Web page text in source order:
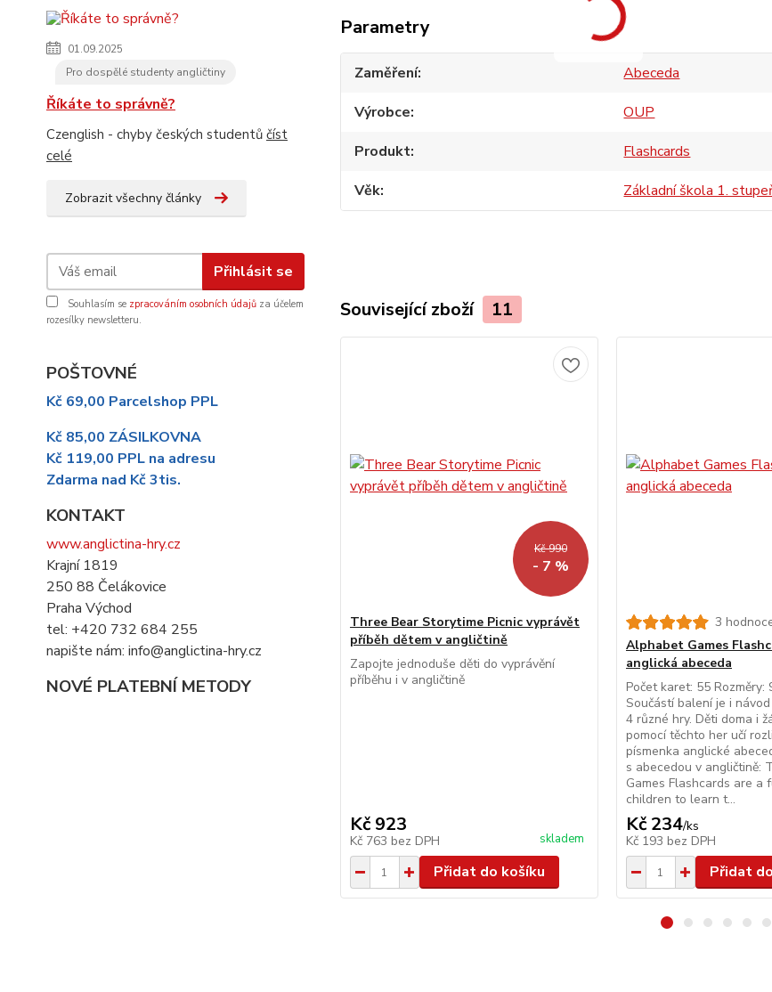
01.09.2025
Pro dospělé studenty angličtiny
Říkáte to správně?
Czenglish - chyby českých studentů číst
celé
Zobrazit všechny články
Přihlásit se
Souhlasím se zpracováním osobních údajů za účelem
rozesílky newsletteru.
POŠTOVNÉ
Kč 69,00 Parcelshop PPL
Kč 85,00 ZÁSILKOVNA
Kč 119,00 PPL na adresu
Zdarma nad Kč 3tis.
KONTAKT
www.anglictina-hry.cz
Krajní 1819
250 88 Čelákovice
Praha Východ
tel: +420 732 684 255
napište nám: info@anglictina-hry.cz
NOVÉ PLATEBNÍ METODY
Parametry
Zaměření
Abeceda
Výrobce
OUP
Produkt
Flashcards
Věk
Základní škola 1.
Související zboží 11
Kč 990
- 7 %
Three Bear Storytime Picnic vyprávět
příběh dětem v angličtině
Zapojte jednoduše děti do vyprávění
příběhu i v angličtině
Kč 923
Kč 763 bez DPH skladem
Přidat do košíku
3
Alphabet Games
anglická abeceda
Počet karet: 55 Rozměry:
Součástí balení je i
4 různé hry. Děti doma i
pomocí těchto her učí
písmenka anglické
s abecedou v angličtině:
Games Flashcards are a
children to learn t...
Kč 234/ks
Kč 193 bez DPH
Přidat